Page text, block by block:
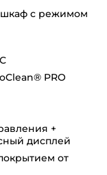
шкаф с режимом
PRO
+
дисплей
от